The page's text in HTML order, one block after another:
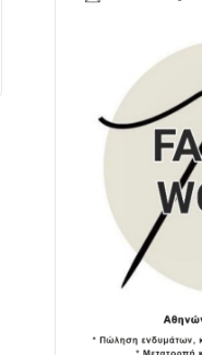
ΕΚΤΑΚΤΟ –
ΣΤΗΝ
ΑΓΙΟ ΗΛΙΑ